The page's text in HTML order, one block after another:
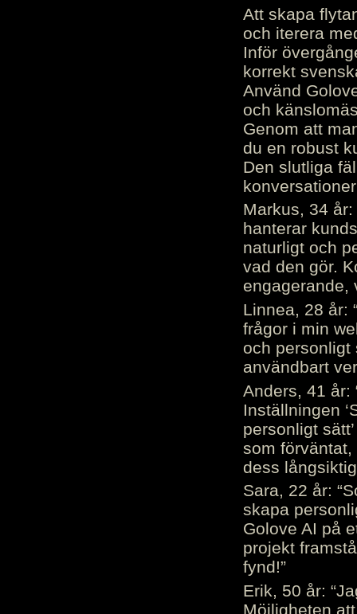
Att skapa
och iterera
Inför
korrekt
Använd
och
Genom att
du en robust
Den slutliga
Markus, 34
hanterar
naturligt och
vad den gör.
engagerande,
Linnea, 28 år:
frågor i min
och personligt
användbart
Anders, 41 år:
Inställningen
personligt
som
dess
Sara, 22 år:
skapa
Golove AI på
projekt
fynd!”
Erik, 50 år:
Möjligheten